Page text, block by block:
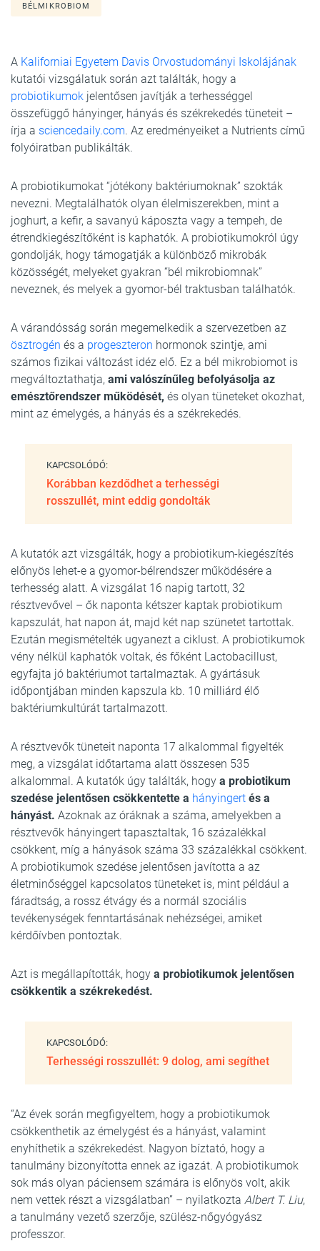
BÉLMIKROBIOM
A Kaliforniai Egyetem Davis Orvostudományi Iskolájának
kutatói vizsgálatuk során azt találták, hogy a
probiotikumok jelentősen javítják a terhességgel
összefüggő hányinger, hányás és székrekedés tüneteit –
írja a sciencedaily.com. Az eredményeiket a Nutrients című
folyóiratban publikálták.
A probiotikumokat “jótékony baktériumoknak” szokták
nevezni. Megtalálhatók olyan élelmiszerekben, mint a
joghurt, a kefir, a savanyú káposzta vagy a tempeh, de
étrendkiegészítőként is kaphatók. A probiotikumokról úgy
gondolják, hogy támogatják a különböző mikrobák
közösségét, melyeket gyakran “bél mikrobiomnak”
neveznek, és melyek a gyomor-bél traktusban találhatók.
A várandósság során megemelkedik a szervezetben az
ösztrogén és a progeszteron hormonok szintje, ami
számos fizikai változást idéz elő. Ez a bél mikrobiomot is
megváltoztathatja, ami valószínűleg befolyásolja az
emésztőrendszer működését, és olyan tüneteket okozhat,
mint az émelygés, a hányás és a székrekedés.
KAPCSOLÓDÓ:
Korábban kezdődhet a terhességi
rosszullét, mint eddig gondolták
A kutatók azt vizsgálták, hogy a probiotikum-kiegészítés
előnyös lehet-e a gyomor-bélrendszer működésére a
terhesség alatt. A vizsgálat 16 napig tartott, 32
résztvevővel – ők naponta kétszer kaptak probiotikum
kapszulát, hat napon át, majd két nap szünetet tartottak.
Ezután megismételték ugyanezt a ciklust. A probiotikumok
vény nélkül kaphatók voltak, és főként Lactobacillust,
egyfajta jó baktériumot tartalmaztak. A gyártásuk
időpontjában minden kapszula kb. 10 milliárd élő
baktériumkultúrát tartalmazott.
A résztvevők tüneteit naponta 17 alkalommal figyelték
meg, a vizsgálat időtartama alatt összesen 535
alkalommal. A kutatók úgy találták, hogy a probiotikum
szedése jelentősen csökkentette a hányingert és a
hányást. Azoknak az óráknak a száma, amelyekben a
résztvevők hányingert tapasztaltak, 16 százalékkal
csökkent, míg a hányások száma 33 százalékkal csökkent.
A probiotikumok szedése jelentősen javította a az
életminőséggel kapcsolatos tüneteket is, mint például a
fáradtság, a rossz étvágy és a normál szociális
tevékenységek fenntartásának nehézségei, amiket
kérdőívben pontoztak.
Azt is megállapították, hogy a probiotikumok jelentősen
csökkentik a székrekedést.
KAPCSOLÓDÓ:
Terhességi rosszullét: 9 dolog, ami segíthet
“Az évek során megfigyeltem, hogy a probiotikumok
csökkenthetik az émelygést és a hányást, valamint
enyhíthetik a székrekedést. Nagyon bíztató, hogy a
tanulmány bizonyította ennek az igazát. A probiotikumok
sok más olyan páciensem számára is előnyös volt, akik
nem vettek részt a vizsgálatban” – nyilatkozta Albert T. Liu,
a tanulmány vezető szerzője, szülész-nőgyógyász
professzor.